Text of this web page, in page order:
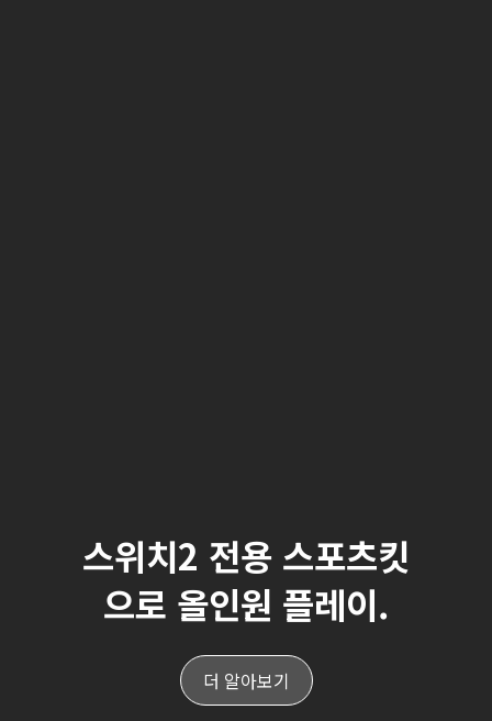
스위치2 전용 스포츠킷
으로 올인원 플레이.
더 알아보기